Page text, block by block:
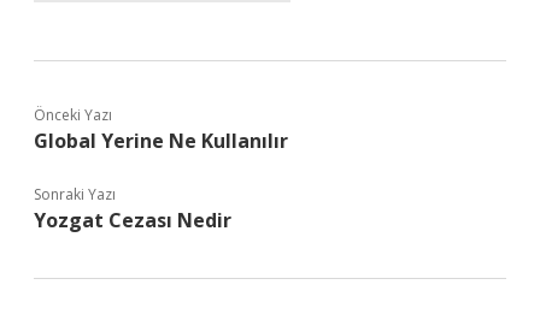
Önceki Yazı
Global Yerine Ne Kullanılır
Sonraki Yazı
Yozgat Cezası Nedir